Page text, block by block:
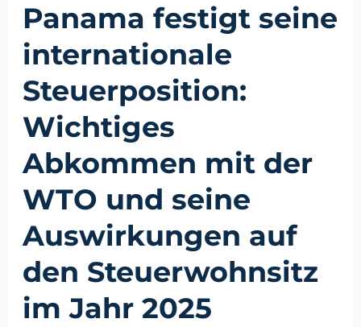
Panama festigt seine
internationale
Steuerposition:
Wichtiges
Abkommen mit der
WTO und seine
Auswirkungen auf
den Steuerwohnsitz
im Jahr 2025